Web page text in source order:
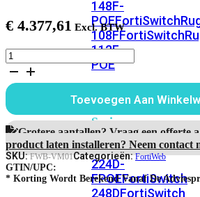
148F-
POE
108F
112F-
POE
FortiSwitch
200
Series
FortiSwitch
224D-
FPOEFortiSwitch
248DFortiSwitch
€ 4.377,61
FortiWeb-
VM01
aantal
Toevoegen Aan
Grotere aantallen? Vraag een offerte
product laten installeren? Neem contact
SKU:FWB-VM01Categorieën:FortiWeb
GTIN/UPC:
* Korting Wordt Berekend Vanaf De